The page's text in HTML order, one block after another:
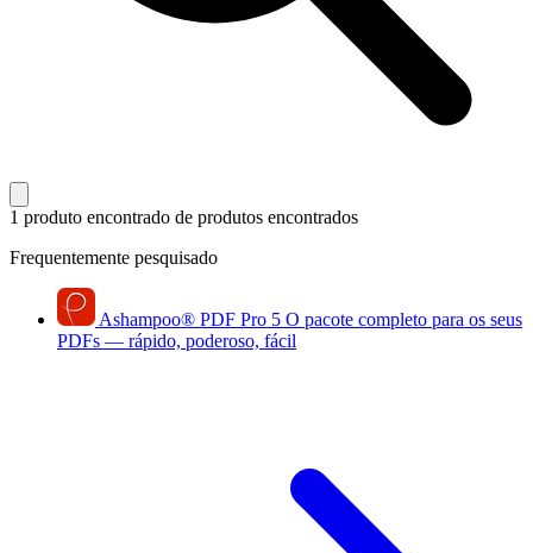
1 produto encontrado de produtos encontrados
Frequentemente pesquisado
Ashampoo® PDF Pro 5 O pacote completo para os seus
PDFs — rápido, poderoso, fácil